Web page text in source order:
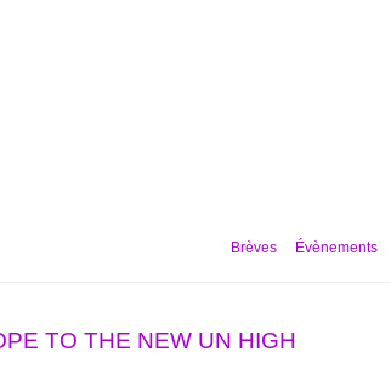
Brèves Évènements
TO THE NEW UN HIGH